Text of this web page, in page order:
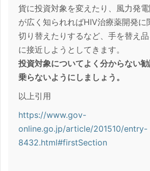
貨に投資対象を変えたり、風力発
が広く知られればHIV治療薬開発に
切り替えたりするなど、手を替え
に接近しようとしてきます。
投資対象についてよく分からない
乗らないようにしましょう。
以上引用
https://www.gov-
online.go.jp/article/201510/entry-
8432.html#firstSection